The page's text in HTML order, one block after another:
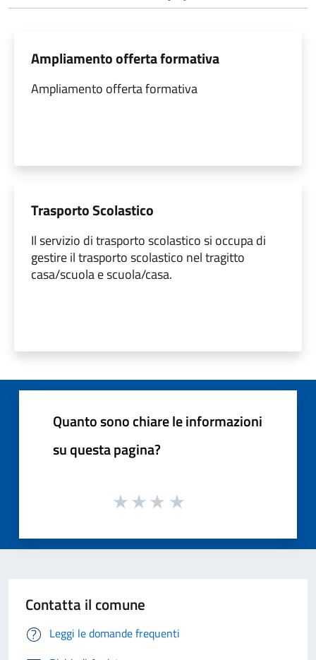
Ampliamento offerta formativa
Ampliamento offerta formativa
Trasporto Scolastico
Il servizio di trasporto scolastico si occupa di
gestire il trasporto scolastico nel tragitto
casa/scuola e scuola/casa.
Quanto sono chiare le informazioni
su questa pagina?
Contatta il comune
Leggi le domande frequenti